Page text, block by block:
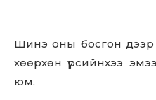
Шинэ оны босгон дээр
хөөрхөн үрсийнхээ
юм.